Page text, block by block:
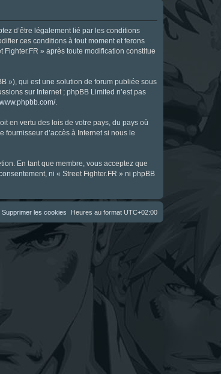
d’être légalement lié par les conditions
ces conditions à tout moment et ferons
» après toute modification constitue
»), qui est une solution de forum publiée sous
sur Internet ; phpBB Limited n’est pas
.
en vertu des lois de votre pays, du pays où
d’accès à Internet si nous le
En tant que membre, vous acceptez que
ni « Street Fighter.FR » ni phpBB
Heures au format UTC+02:00
Supprimer les cookies